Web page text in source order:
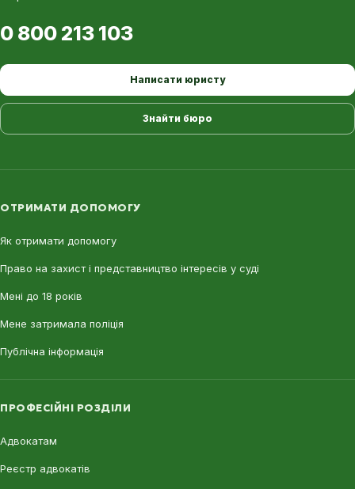
0 800 213 103
Написати юристу
Знайти бюро
ОТРИМАТИ ДОПОМОГУ
Як отримати допомогу
Право на захист і представництво інтересів у суді
Мені до 18 років
Мене затримала поліція
Публічна інформація
ПРОФЕСІЙНІ РОЗДІЛИ
Адвокатам
Реєстр адвокатів